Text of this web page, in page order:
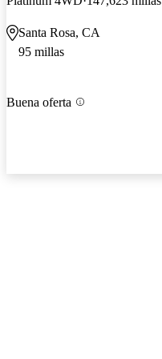
Santa Rosa, CA
95 millas
Buena oferta